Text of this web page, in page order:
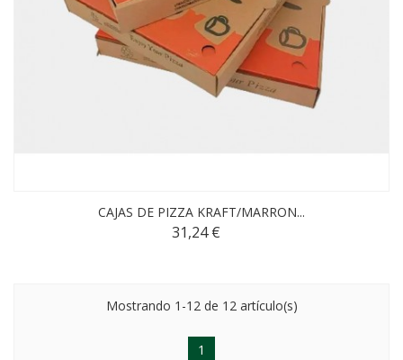
CAJAS DE PIZZA KRAFT/MARRON...
31,24 €
Mostrando 1-12 de 12 artículo(s)
1